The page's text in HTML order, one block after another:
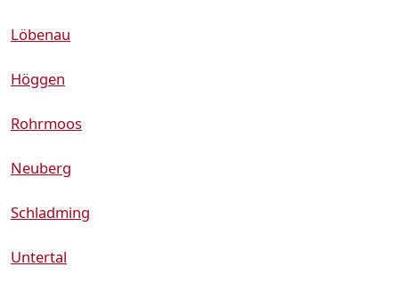
Löbenau
Höggen
Rohrmoos
Neuberg
Schladming
Untertal